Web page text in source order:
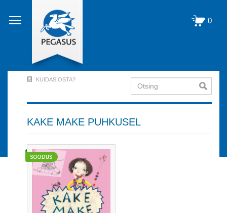
edasi
põhisisu
0
Account
Menu
out)
KUIDAS OSTA? Otsing
KAKE MAKE PUHKUSEL